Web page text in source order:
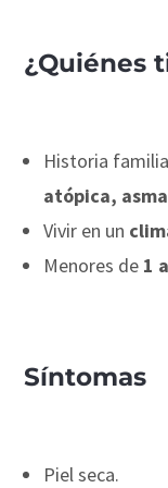
¿Quiénes
Historia
atópica,
Vivir en un
Menores de 1
Síntomas
Piel seca.